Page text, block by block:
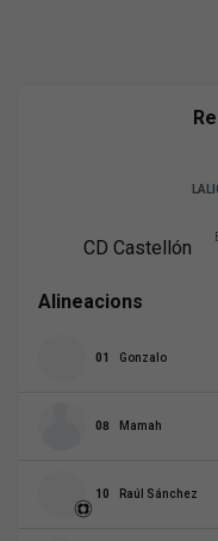
CD Castellón
Alineacions
01 Gonzalo
08 Mamah
10 Raúl Sánchez